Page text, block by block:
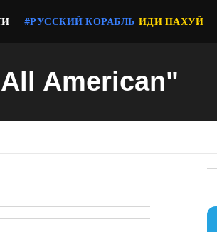
#РУССКИЙ КОРАБЛЬ ИДИ НАХУЙ
American"